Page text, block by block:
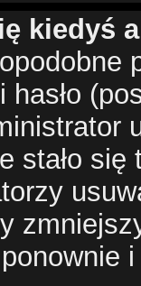
kiedyś
hasło
stało